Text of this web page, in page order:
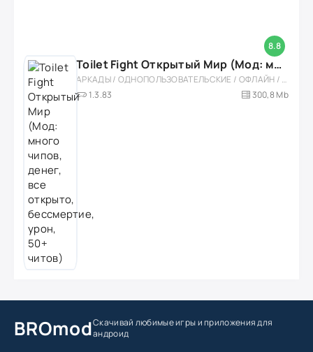
8.8
Toilet Fight Открытый Мир (Мод: много чипов, денег, все открыто, бессмертие, урон, 50+ читов)
АРКАДЫ / ОДНОПОЛЬЗОВАТЕЛЬСКИЕ / ОФЛАЙН / МОД / РОЛЕВЫЕ / ШУТЕРЫ / ОТКРЫТЫЙ МИР / ВСТРОЕННЫЙ КЕШ / 3D / ЭКШЕНЫ / ТУАЛЕТНЫЕ ВОЙНЫ / ДЛЯ ДЕТЕЙ
1.3.83
300,8 Mb
BROmodСкачивай любимые игрыи приложения для
андроид